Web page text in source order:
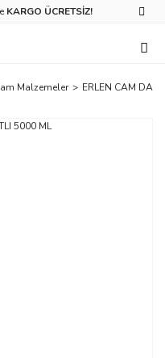
KARGO ÜCRETSİZ!
Malzemeler ERLEN CAM DAR